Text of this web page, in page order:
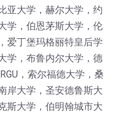
亚大学，赫尔大学，约
学，伯恩茅斯大学，伦
爱丁堡玛格丽特皇后学
学，布鲁内尔大学，德
，索尔福德大学，桑
岸大学，圣安德鲁斯大
斯大学，伯明翰城市大